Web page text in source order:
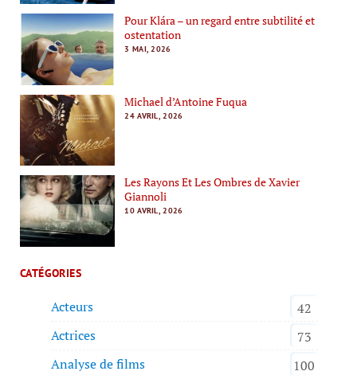
Pour Klára – un regard entre subtilité et
ostentation
3 MAI, 2026
Michael d’Antoine Fuqua
24 AVRIL, 2026
Les Rayons Et Les Ombres de Xavier
Giannoli
10 AVRIL, 2026
CATÉGORIES
Acteurs
42
Actrices
73
Analyse de films
100